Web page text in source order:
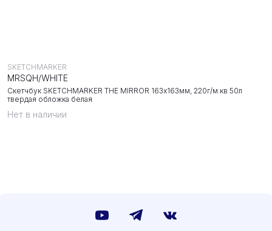
Нет в наличии
Скетчбук SKETCHMARKER THE MIRROR 163х163мм, 220г/м.кв 50л
твердая обложка белая
SKETCHMARKER
MRSQH/WHITE